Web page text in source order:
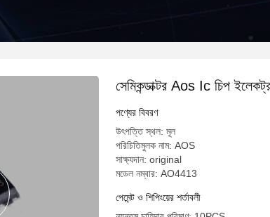
সেমিকন্ডাক্টর Aos Ic চিপ
পণ্যের বিবরণ
উৎপত্তি স্থল: মূল
পরিচিতিমুলক নাম: AOS
সাক্ষ্যদান: original
মডেল নম্বার: AO4413
পেমেন্ট ও শিপিংয়ের শর্তাবলী